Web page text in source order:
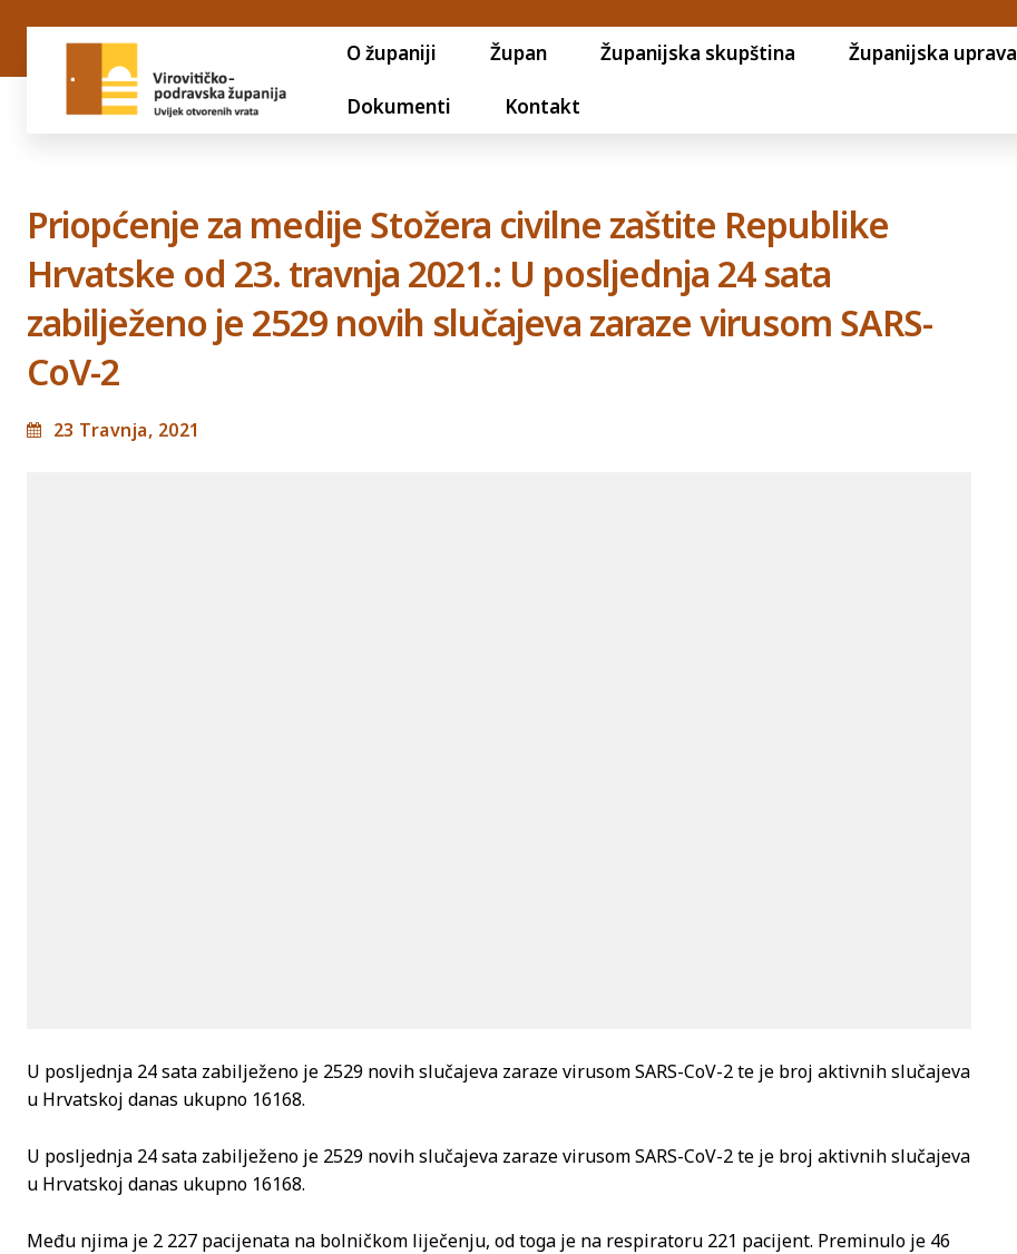
O županiji Župan Županijska skupština Županijska uprava
Dokumenti Kontakt
Priopćenje za medije Stožera civilne zaštite Republike
Hrvatske od 23. travnja 2021.: U posljednja 24 sata
zabilježeno je 2529 novih slučajeva zaraze virusom SARS-
CoV-2
23 Travnja, 2021
U posljednja 24 sata zabilježeno je 2529 novih slučajeva zaraze virusom SARS-CoV-2 te je broj aktivnih slučajeva
u Hrvatskoj danas ukupno 16168.
U posljednja 24 sata zabilježeno je 2529 novih slučajeva zaraze virusom SARS-CoV-2 te je broj aktivnih slučajeva
u Hrvatskoj danas ukupno 16168.
Među njima je 2 227 pacijenata na bolničkom liječenju, od toga je na respiratoru 221 pacijent. Preminulo je 46